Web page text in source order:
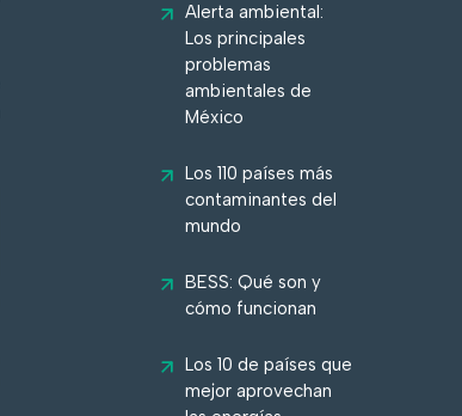
Alerta ambiental:
Los principales
problemas
ambientales de
México
Los 110 países más
contaminantes del
mundo
BESS: Qué son y
cómo funcionan
Los 10 de países que
mejor aprovechan